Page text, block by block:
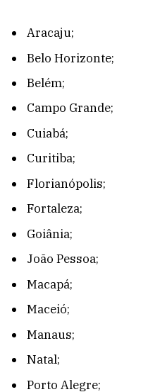
Aracaju;
Belo Horizonte;
Belém;
Campo Grande;
Cuiabá;
Curitiba;
Florianópolis;
Fortaleza;
Goiânia;
João Pessoa;
Macapá;
Maceió;
Manaus;
Natal;
Porto Alegre;